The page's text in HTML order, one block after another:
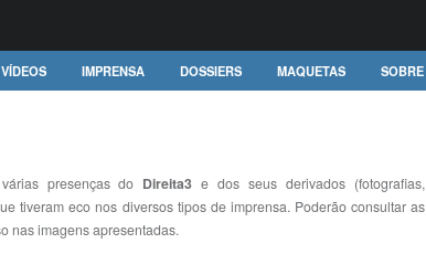
VÍDEOS IMPRENSA DOSSIERS MAQUETAS SOBRE
presenças do Direita3e dos seus derivados (fotografias,
tiveram eco nos diversos tipos de imprensa. Poderão consultar as
nas imagens apresentadas.